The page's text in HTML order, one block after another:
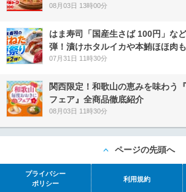
08月03日 13時00分
はま寿司「国産生さば 100円」な
弾！漬けホタルイカや本鮪ほほ肉
07月31日 11時30分
関西限定！和歌山の恵みを味わう
フェア』全商品徹底紹介
08月03日 11時30分
ページの先頭へ
プライバシー
ポリシー
利用規約